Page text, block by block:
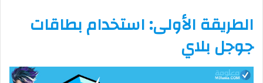
الطريقة الأولى: استخدام بطاقات
جوجل بلاي